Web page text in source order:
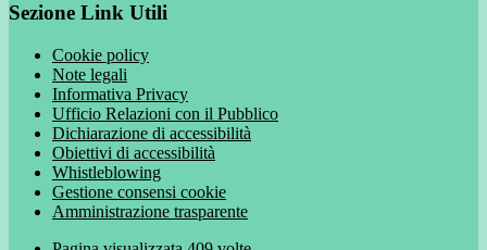
Sezione Link Utili
Cookie policy
Note legali
Informativa Privacy
Ufficio Relazioni con il Pubblico
Dichiarazione di accessibilità
Obiettivi di accessibilità
Whistleblowing
Gestione consensi cookie
Amministrazione trasparente